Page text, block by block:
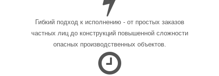
Гибкий подход к исполнению - от простых заказов
частных лиц до конструкций повышенной сложности
опасных производственных объектов.